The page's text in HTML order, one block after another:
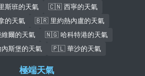
班的天氣
🇨🇳 西寧的天氣
的天氣
🇧🇷 里約熱內盧的天氣
爾的天氣
🇳🇬 哈科特港的天氣
斯堡的天氣
🇵🇱 華沙的天氣
極端天氣